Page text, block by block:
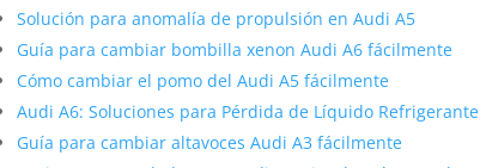
Solución para anomalía de propulsión en Audi A5
Guía para cambiar bombilla xenon Audi A6 fácilmente
Cómo cambiar el pomo del Audi A5 fácilmente
Audi A6: Soluciones para Pérdida de Líquido Refrigerante
Guía para cambiar altavoces Audi A3 fácilmente